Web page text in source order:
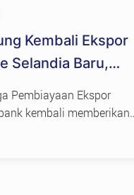
Kembali Ekspor
Selandia Baru,
Strategis Nasional
Pembiayaan Ekspor
kembali memberikan